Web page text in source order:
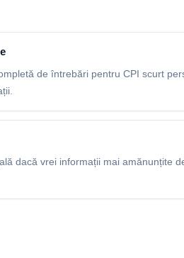
de întrebări pentru CPI scurt
dacă vrei informații mai amănunțite